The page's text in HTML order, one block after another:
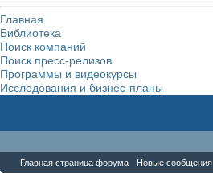
Главная
Библиотека
Поиск компаний
Поиск пресс-релизов
Программы и видеокурсы
Исследования и бизнес-планы
Главная страница форума Новые сообщения